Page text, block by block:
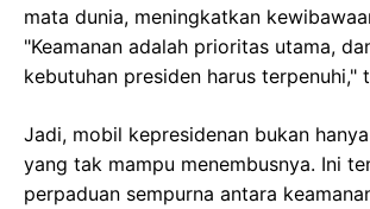
mata dunia, meningkatkan
"Keamanan adalah prioritas utama,
kebutuhan presiden harus terpenuhi,"
Jadi, mobil kepresidenan bukan
yang tak mampu menembusnya. Ini
perpaduan sempurna antara